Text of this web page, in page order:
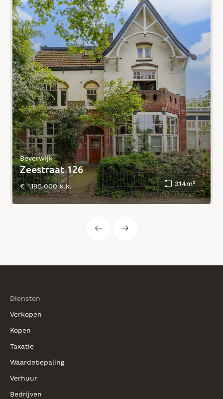
Beverwijk
Zeestraat 126
€ 1.195.000 k.k. 314m²
Diensten
Verkopen
Kopen
Taxatie
Waardebepaling
Verhuur
Bedrijven